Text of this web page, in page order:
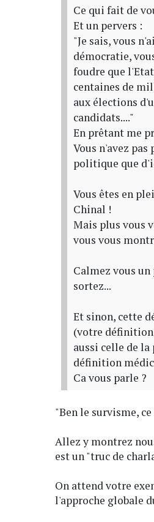
Ce qui fait de
Et un pervers :
"Je sais, vous
démocratie,
foudre que
centaines de
aux élections
candidats...."
En prêtant me
Vous n'avez
politique que
Vous êtes en
Chinal !
Mais plus vous
vous vous
Calmez vous un
sortez...
Et sinon, cette
(votre
aussi celle de
définition
Ca vous parle ?
"Ben le survisme,
Allez y montrez
est un "truc de
On attend votre
l'approche globale